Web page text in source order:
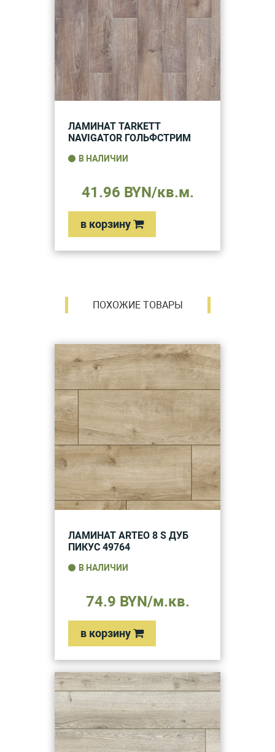
ЛАМИНАТ TARKETT
NAVIGATOR ГОЛЬФСТРИМ
В НАЛИЧИИ
41.96 BYN/кв.м.
в корзину
ПОХОЖИЕ ТОВАРЫ
ЛАМИНАТ ARTEO 8 S ДУБ
ПИКУС 49764
В НАЛИЧИИ
74.9 BYN/м.кв.
в корзину